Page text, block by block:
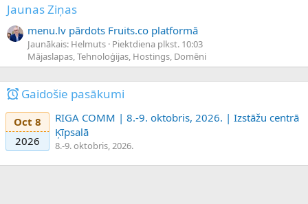
Jaunas Ziņas
menu.lv pārdots Fruits.co platformā
Jaunākais: Helmuts Piektdiena plkst. 10:03
Mājaslapas, Tehnoloģijas, Hostings, Domēni
Gaidošie pasākumi
Oct 8
2026
RIGA COMM | 8.-9. oktobris, 2026. | Izstāžu centrā
Ķīpsalā
8.-9. oktobris, 2026.